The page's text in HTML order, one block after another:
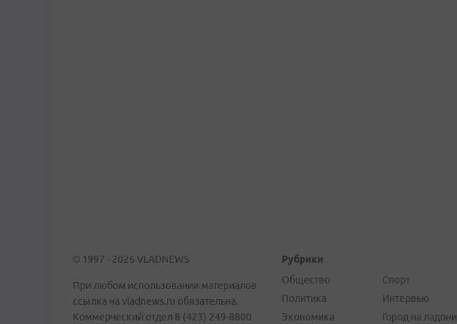
© 1997 - 2026 VLADNEWS
При любом использовании материалов
ссылка на vladnews.ru обязательна.
Коммерческий отдел 8 (423) 249-8800
Рубрики
Общество
Политика
Экономика
Спорт
Интервью
Город на ладони